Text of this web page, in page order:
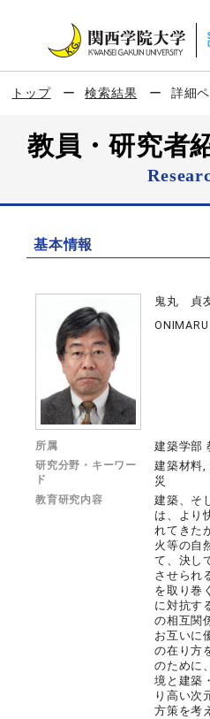
トップ 検索結果 詳細
教員・研究者
基本情報
鬼丸 貞
所属 建築学部
研究分野・キーワー
ド
建築材料,
災
教育研究内容
建築、そ
は、より
れてきた
火等の自
て、決し
させられ
を取り巻
に対抗す
の相互関
お互いに
の在り方
のために
境と建築
り高い次
方策を考